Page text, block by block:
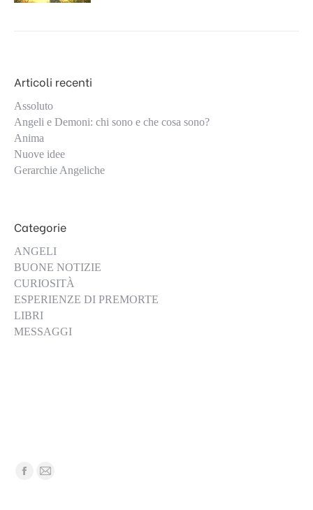
Articoli recenti
Assoluto
Angeli e Demoni: chi sono e che cosa sono?
Anima
Nuove idee
Gerarchie Angeliche
Categorie
ANGELI
BUONE NOTIZIE
CURIOSITÀ
ESPERIENZE DI PREMORTE
LIBRI
MESSAGGI